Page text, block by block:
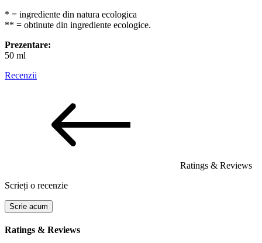
* = ingrediente din natura ecologica
** = obtinute din ingrediente ecologice.
Prezentare:
50 ml
Recenzii
Ratings & Reviews
Scrieți o recenzie
Scrie acum
Ratings & Reviews